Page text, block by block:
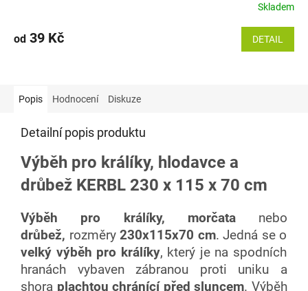
Skladem
od 39 Kč DETAIL
Popis Hodnocení Diskuze
Detailní popis produktu
Výběh pro králíky, hlodavce a
drůbež KERBL 230 x 115 x 70 cm
Výběh pro králíky, morčata nebo
drůbež, rozměry230x115x70 cm. Jedná se o
velký výběh pro králíky, který je na spodních
hranách vybaven zábranou proti uniku a
shora plachtou chránící před sluncem. Výběh